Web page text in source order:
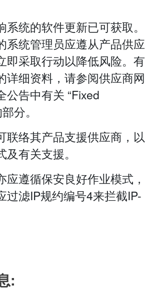
系统的软件更新已可获取。
系统管理员应遵从产品供应
即采取行动以降低风险。有
详细资料，请参阅供应商网
公告中有关 “Fixed
分。
联络其产品支援供应商，以
有关支援。
应遵循保安良好作业模式，
过滤IP规约编号4来拦截IP-
: